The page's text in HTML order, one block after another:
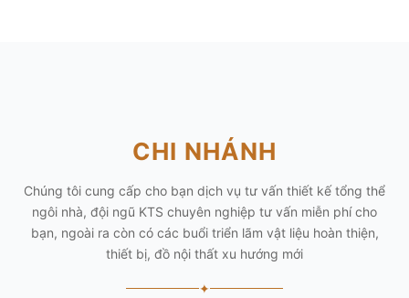
CHI NHÁNH
Chúng tôi cung cấp cho bạn dịch vụ tư vấn thiết kế tổng thể
ngôi nhà, đội ngũ KTS chuyên nghiệp tư vấn miễn phí cho
bạn, ngoài ra còn có các buổi triển lãm vật liệu hoàn thiện,
thiết bị, đồ nội thất xu hướng mới
✦